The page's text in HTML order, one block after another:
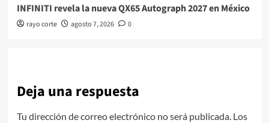
INFINITI revela la nueva QX65 Autograph 2027 en México
rayo corte agosto 7, 2026 0
Deja una respuesta
Tu dirección de correo electrónico no será publicada. Los